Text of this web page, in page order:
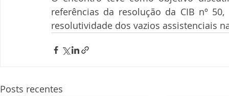
referências da resolução da CIB nº
resolutividade dos vazios assistenciais
Posts recentes